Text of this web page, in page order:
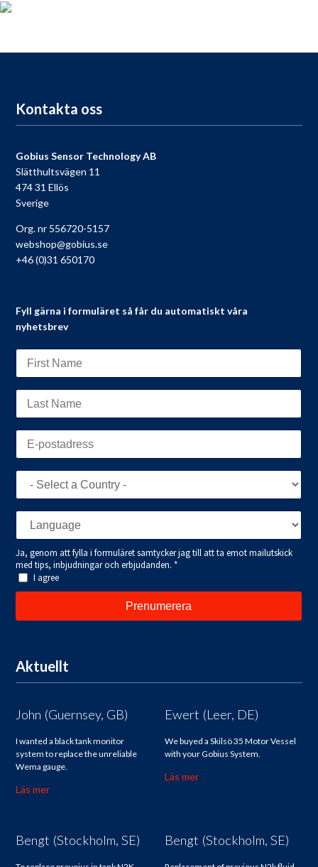
Kontakta oss
Gobius Sensor Technology AB
Slätthultsvägen 11
474 31 Ellös
Sverige
Org. nr 556720-5157
webshop@gobius.se
+46 (0)31 650170
Fyll gärna i formuläret så får du automatiskt våra
nyhetsbrev
Aktuellt
John (Guernsey, GB)
I wanted a black tank monitor
system to replace the unreliable
Wema gauge.
Läs mer
Ewert (Leer, DE)
We buyed a Skilsö 35 Motor Vessel
with your Gobius System.
Läs mer
Bengt (Stockholm, SE) Bengt (Stockholm, SE)